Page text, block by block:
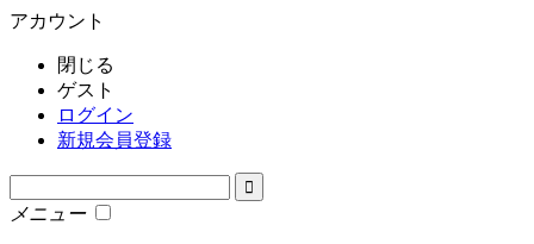
アカウント
閉じる
ゲスト
ログイン
新規会員登録
メニュー